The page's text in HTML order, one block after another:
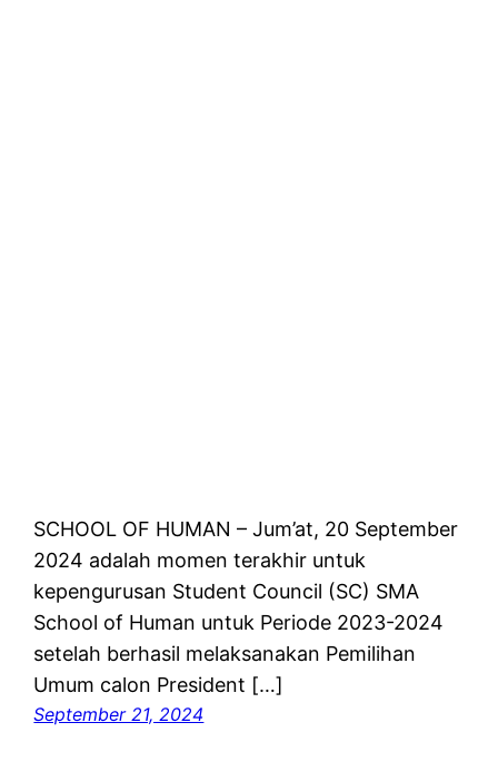
SCHOOL OF HUMAN – Jum’at, 20 September
2024 adalah momen terakhir untuk
kepengurusan Student Council (SC) SMA
School of Human untuk Periode 2023-2024
setelah berhasil melaksanakan Pemilihan
Umum calon President […]
September 21, 2024